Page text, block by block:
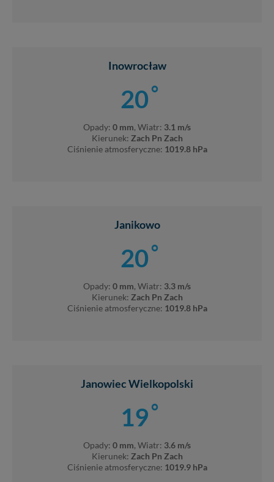
Inowrocław
20°
Opady: 0 mm, Wiatr: 3.1 m/s
Kierunek: Zach Pn Zach
Ciśnienie atmosferyczne: 1019.8 hPa
Janikowo
20°
Opady: 0 mm, Wiatr: 3.3 m/s
Kierunek: Zach Pn Zach
Ciśnienie atmosferyczne: 1019.8 hPa
Janowiec Wielkopolski
19°
Opady: 0 mm, Wiatr: 3.6 m/s
Kierunek: Zach Pn Zach
Ciśnienie atmosferyczne: 1019.9 hPa